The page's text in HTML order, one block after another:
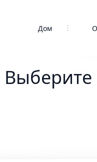
Дом
Выберите